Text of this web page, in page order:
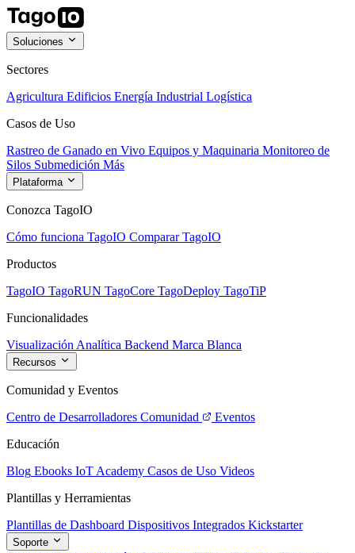
Soluciones
Sectores
Agricultura Edificios Energía Industrial Logística
Casos de Uso
Rastreo de Ganado en Vivo Equipos y Maquinaria Monitoreo de
Silos Submedición Más
Plataforma
Conozca TagoIO
Cómo funciona TagoIO Comparar TagoIO
Productos
TagoIO TagoRUN TagoCore TagoDeploy TagoTiP
Funcionalidades
Visualización Analítica Backend Marca Blanca
Recursos
Comunidad y Eventos
Centro de Desarrolladores Comunidad
Eventos
Educación
Blog Ebooks IoT Academy Casos de Uso Videos
Plantillas y Herramientas
Plantillas de Dashboard Dispositivos Integrados Kickstarter
Soporte